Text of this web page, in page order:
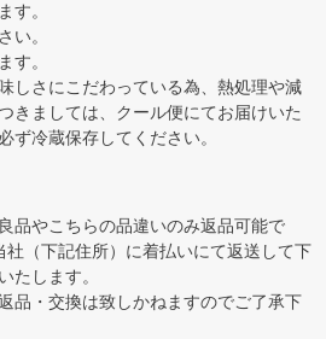
す。
い。
す。
しさにこだわっている為、熱処理や減
きましては、クール便にてお届けいた
ず冷蔵保存してください。
品やこちらの品違いのみ返品可能で
（下記住所）に着払いにて返送して下
たします。
品・交換は致しかねますのでご了承下